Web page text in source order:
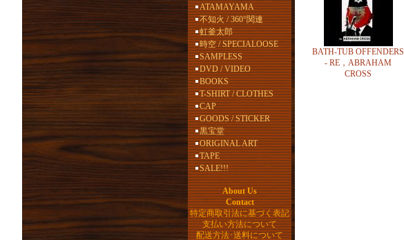
ATAMAYAMA
不知火 / 360°関連
虹釜太郎
時空 / SPECIALOOSE
SAMPLESS
DVD / VIDEO
BOOKS
T-SHIRT / CLOTHES
CAP
GOODS / STICKER
黒宝堂
ORIGINAL ART
TAPE
SALE!!!
About Us
Contact
特定商取引法に基づく表記
支払い方法について
配送方法･送料について
BATH-TUB OFFENDERS
- RE，ABRAHAM
CROSS